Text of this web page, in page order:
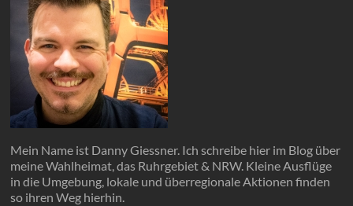
Mein Name ist Danny Giessner. Ich schreibe hier im Blog über
meine Wahlheimat, das Ruhrgebiet & NRW. Kleine Ausflüge
in die Umgebung, lokale und überregionale Aktionen finden
so ihren Weg hierhin.